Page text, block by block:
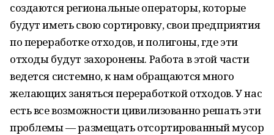
создаются региональные операторы, которые
будут иметь свою сортировку, свои предприятия
по переработке отходов, и полигоны, где эти
отходы будут захоронены. Работа в этой части
ведется системно, к нам обращаются много
желающих заняться переработкой отходов. У нас
есть все возможности цивилизованно решать эти
проблемы — размещать отсортированный мусор